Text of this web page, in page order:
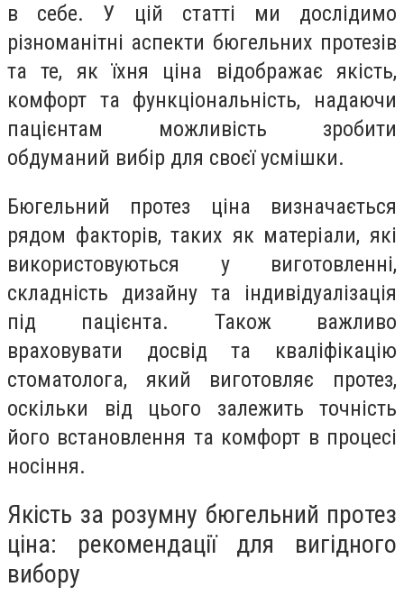
в себе. У цій статті ми дослідимо
різноманітні аспекти бюгельних протезів
та те, як їхня ціна відображає якість,
комфорт та функціональність, надаючи
пацієнтам можливість зробити
обдуманий вибір для своєї усмішки.
Бюгельний протез ціна визначається
рядом факторів, таких як матеріали, які
використовуються у виготовленні,
складність дизайну та індивідуалізація
під пацієнта. Також важливо
враховувати досвід та кваліфікацію
стоматолога, який виготовляє протез,
оскільки від цього залежить точність
його встановлення та комфорт в процесі
носіння.
Якість за розумну бюгельний протез
ціна: рекомендації для вигідного
вибору